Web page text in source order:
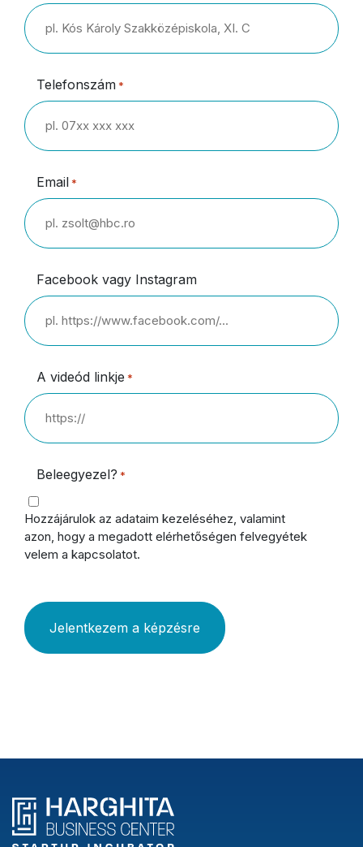
Telefonszám *
Email *
Facebook vagy Instagram
A videód linkje *
Beleegyezel? *
Hozzájárulok az adataim kezeléséhez, valamint
azon, hogy a megadott elérhetőségen felvegyétek
velem a kapcsolatot.